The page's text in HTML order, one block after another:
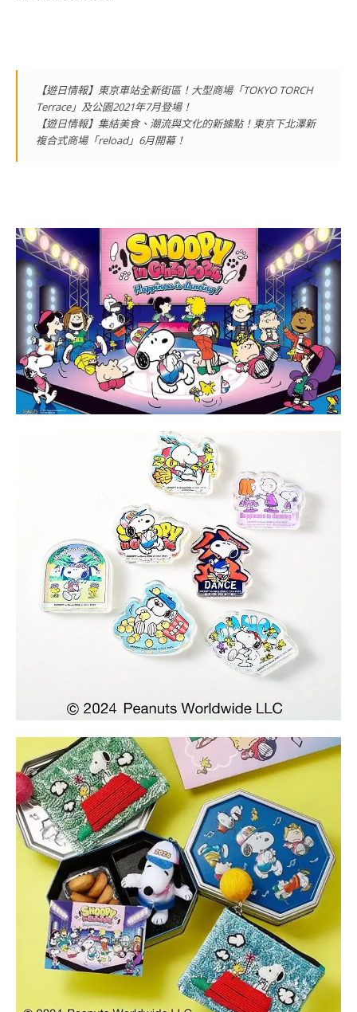
【遊日情報】東京車站全新街區！大型商場「TOKYO TORCH
Terrace」及公園2021年7月登場！
【遊日情報】集結美食、潮流與文化的新據點！東京下北澤新
複合式商場「reload」6月開幕！